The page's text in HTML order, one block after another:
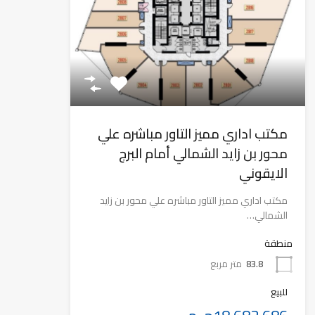
مكتب اداري مميز التاور مباشره علي
محور بن زايد الشمالي أمام البرج
الايقوني
مكتب اداري مميز التاور مباشره علي محور بن زايد
الشمالي…
منطقة
83.8 متر مربع
للبيع